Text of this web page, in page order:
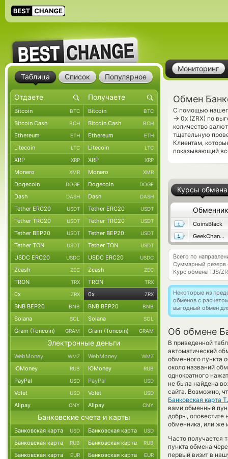
Мониторинг
Обмен
С помощью
→ 0x (ZRX) по
количество
тщательную
Клиентам,
показывающий
Курсы обмена
Обменник
CoinsBlack
GeekChange
Всего по
Суммарный резерв
Курс обмена TJS/
Некоторые из
обменов с
выгодный обмен
Об обмене
В приведенной
автоматический
обменного пункта
около названий
однократного
не была найдена
сайта. Возможно,
Банковская карта
вами обменный
добры,
обменника, или же
Часто получается
пункта обмена
первый визит в
Таблица Список Популярное
Bitcoin BTC Bitcoin BTC
Bitcoin Cash BCH Bitcoin Cash BCH
Ethereum ETH Ethereum ETH
Litecoin LTC Litecoin LTC
XRP XRP XRP XRP
Monero XMR Monero XMR
Dogecoin DOGE Dogecoin DOGE
Dash DASH Dash DASH
Tether ERC20 USDT Tether ERC20 USDT
Tether TRC20 USDT Tether TRC20 USDT
Tether BEP20 USDT Tether BEP20 USDT
Tether TON USDT Tether TON USDT
USDC ERC20 USDC USDC ERC20 USDC
Zcash ZEC Zcash ZEC
TRON TRX TRON TRX
0x ZRX 0x ZRX
BNB BEP20 BNB BNB BEP20 BNB
Solana SOL Solana SOL
Gram (Toncoin) GRAM Gram (Toncoin) GRAM
Электронные деньги
WebMoney WMZ WebMoney WMZ
ЮMoney RUB ЮMoney RUB
PayPal USD PayPal USD
Volet USD Volet USD
Alipay CNY Alipay CNY
Банковские счета и карты
Банковская карта USD Банковская карта USD
Банковская карта RUB Банковская карта RUB
Банковская карта EUR Банковская карта EUR